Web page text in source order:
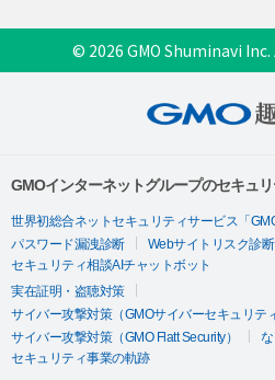
© 2026 GMO Shuminavi